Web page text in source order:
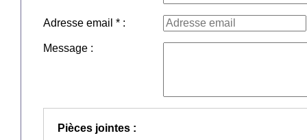
Adresse email * :
Message :
Pièces jointes :